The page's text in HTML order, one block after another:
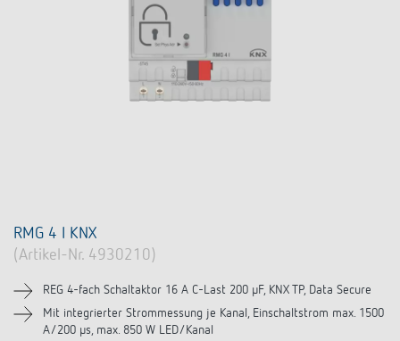
RMG 4 I KNX
(Artikel-Nr. 4930210)
REG 4-fach Schaltaktor 16 A C-Last 200 µF, KNX TP, Data Secure
Mit integrierter Strommessung je Kanal, Einschaltstrom max. 1500
A/200 µs, max. 850 W LED/Kanal